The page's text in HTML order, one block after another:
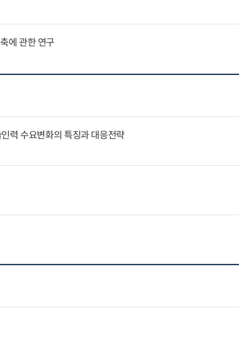
에 관한 연구
력 수요변화의 특징과 대응전략